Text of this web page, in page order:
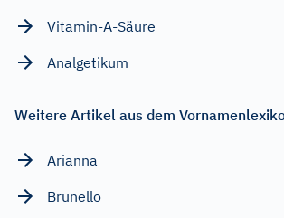
Vitamin-A-Säure
Analgetikum
Weitere Artikel aus dem
Arianna
Brunello